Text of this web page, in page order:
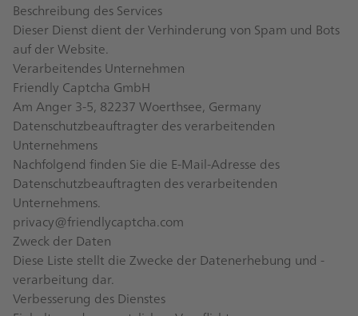
Beschreibung des Services
Dieser Dienst dient der Verhinderung von Spam und Bots
auf der Website.
Verarbeitendes Unternehmen
Friendly Captcha GmbH
Am Anger 3-5, 82237 Woerthsee, Germany
Datenschutzbeauftragter des verarbeitenden
Unternehmens
Nachfolgend finden Sie die E-Mail-Adresse des
Datenschutzbeauftragten des verarbeitenden
Unternehmens.
privacy@friendlycaptcha.com
Zweck der Daten
Diese Liste stellt die Zwecke der Datenerhebung und -
verarbeitung dar.
Verbesserung des Dienstes